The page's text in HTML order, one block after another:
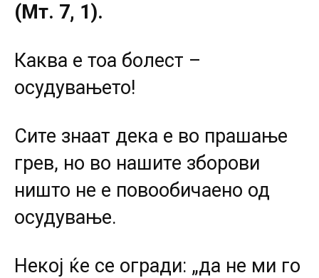
(Мт. 7, 1).
Каква е тоа болест –
осудувањето!
Сите знаат дека е во прашање
грев, но во нашите зборови
ништо не е повообичаено од
осудување.
Некој ќе се огради: „да не ми го